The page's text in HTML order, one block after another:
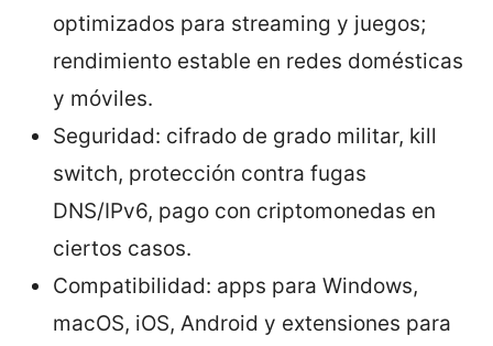
optimizados para streaming y juegos;
rendimiento estable en redes domésticas
y móviles.
Seguridad: cifrado de grado militar, kill
switch, protección contra fugas
DNS/IPv6, pago con criptomonedas en
ciertos casos.
Compatibilidad: apps para Windows,
macOS, iOS, Android y extensiones para